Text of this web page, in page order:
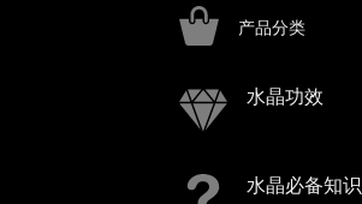
产品分类
水晶功效
水晶必备知识